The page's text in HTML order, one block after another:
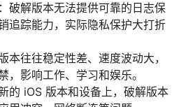
破解版本无法提供可靠的日志保
追踪能力，实际隐私保护大打折
本往往稳定性差、速度波动大，
，影响工作、学习和娱乐。
的 iOS 版本和设备上，破解版本